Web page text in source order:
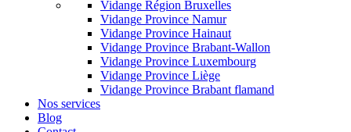
Vidange Région Bruxelles
Vidange Province Namur
Vidange Province Hainaut
Vidange Province Brabant-Wallon
Vidange Province Luxembourg
Vidange Province Liège
Vidange Province Brabant flamand
Nos services
Blog